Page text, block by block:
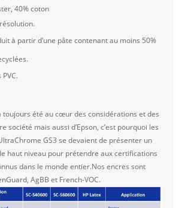
40% coton
à partir d’une pâte contenant au moins 50%
PVC.
toujours été au cœur des considérations et des
société mais aussi d’Epson, c’est pourquoi les
GS3 se devaient de présenter un
haut niveau pour prétendre aux certifications
dans le monde entier.Nos encres sont
AgBB et French-VOC.